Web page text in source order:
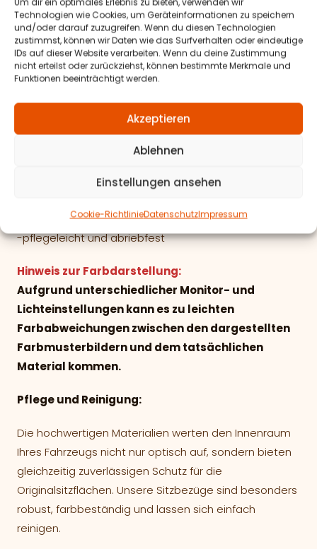
Technologien wie Cookies, um Geräteinformationen zu speichern
und/oder darauf zuzugreifen. Wenn du diesen Technologien
zustimmst, können wir Daten wie das Surfverhalten oder eindeutige
IDs auf dieser Website verarbeiten. Wenn du deine Zustimmung
nicht erteilst oder zurückziehst, können bestimmte Merkmale und
Funktionen beeinträchtigt werden.
Akzeptieren
Ablehnen
Einstellungen ansehen
Cookie-RichtlinieDatenschutzImpressum
Beschichtung: 60% PCV, 40% Polyester (PES)
Antarrlook-Wildlederoptik
100% Polyester (PES)
Materialeigenschaften:
Lichtechtheit
-langlebige und robuste Materialien
-pflegeleicht und abriebfest
Hinweis zur Farbdarstellung:
Aufgrund unterschiedlicher Monitor- und
Lichteinstellungen kann es zu leichten
Farbabweichungen zwischen den dargestellten
Farbmusterbildern und dem tatsächlichen
Material kommen.
Pflege und Reinigung:
Die hochwertigen Materialien werten den Innenraum
Ihres Fahrzeugs nicht nur optisch auf, sondern bieten
gleichzeitig zuverlässigen Schutz für die
Originalsitzflächen. Unsere Sitzbezüge sind besonders
robust, farbbeständig und lassen sich einfach
reinigen.